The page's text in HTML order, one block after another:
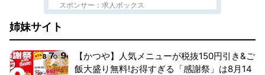
スポンサー：求人ボックス
姉妹サイト
【かつや】人気メニューが税抜150円引き&ご
飯大盛り無料!お得すぎる「感謝祭」は8月14